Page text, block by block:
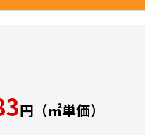
円（㎡単価）